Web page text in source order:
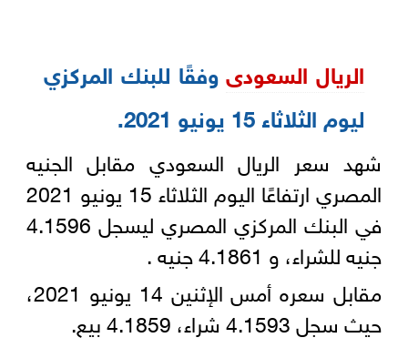
الريال السعودىوفقًا للبنك المركزي
ليوم الثلاثاء 15 يونيو 2021‏‎.
شهد سعر الريال السعودي مقابل الجنيه
المصري ارتفاعًا اليوم الثلاثاء 15 يونيو 2021
في البنك المركزي المصري ليسجل ‏‏4.1596
جنيه للشراء، و 4.1861 جنيه .‎
مقابل سعره أمس الإثنين 14 يونيو 2021،
حيث سجل 4.1593 شراء، 4.1859 بيع‎.